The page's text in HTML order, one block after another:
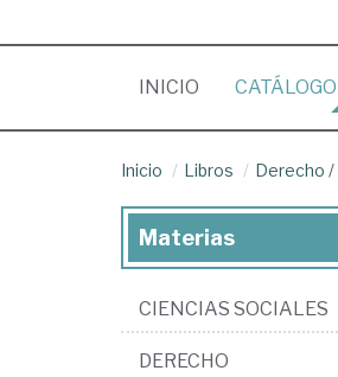
INICIO (CURRENT)
CATÁLOGO
Inicio Libros Derecho /
Materias
CIENCIAS SOCIALES
DERECHO